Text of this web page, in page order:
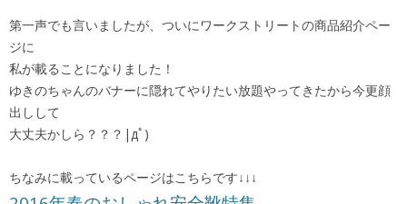
第一声でも言いましたが、ついにワークストリートの商品紹介ペー
ジに
私が載ることになりました！
ゆきのちゃんのバナーに隠れてやりたい放題やってきたから今更顔
出しして
大丈夫かしら？？？|дﾟ)
ちなみに載っているページはこちらです↓↓↓